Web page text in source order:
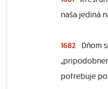
naša jediná
1682
Dňom
potrebuje